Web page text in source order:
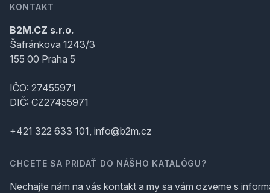
KONTAKT
B2M.CZ s.r.o.
Šafránkova 1243/3
155 00 Praha 5
IČO: 27455971
DIČ: CZ27455971
+421 322 633 101, info@b2m.cz
CHCETE SA PRIDAŤ DO NÁŠHO KATALÓGU?
Nechajte nám na vás kontakt a my sa vám ozveme s